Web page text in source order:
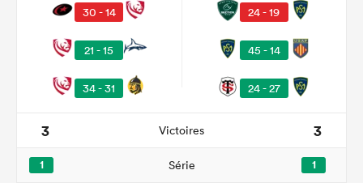
30 - 14
21 - 15
34 - 31
24 - 19
45 - 14
24 - 27
3 Victoires 3
1 Série 1